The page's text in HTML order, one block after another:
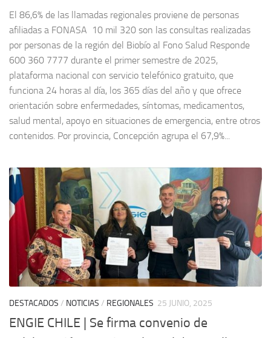
El 86,6% de las llamadas regionales proviene de personas
afiliadas a FONASA 10 mil 320 son las consultas realizadas
por personas de la región del Biobío al Fono Salud Responde
600 360 7777 durante el primer semestre de 2025,
plataforma nacional con servicio telefónico gratuito, que
funciona 24 horas al día, los 365 días del año y que ofrece
orientación sobre enfermedades, síntomas, medicamentos,
salud mental, apoyo en situaciones de emergencia, entre otros
contenidos. Por provincia, Concepción agrupa el 67,9%...
DESTACADOS / NOTICIAS / REGIONALES 25 JUNIO, 2025
ENGIE CHILE | Se firma convenio de